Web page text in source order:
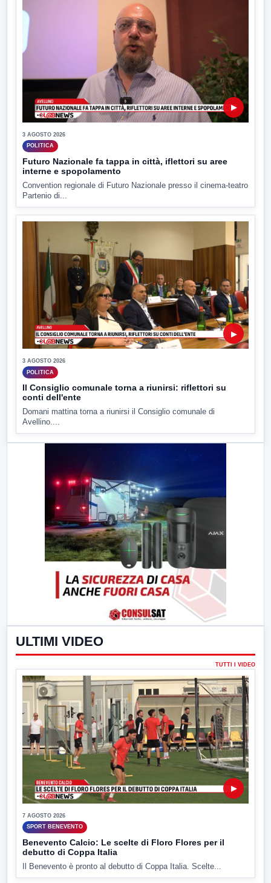
▶
3 AGOSTO 2026
POLITICA
Futuro Nazionale fa tappa in città, iflettori su aree
interne e spopolamento
Convention regionale di Futuro Nazionale presso il cinema-teatro
Partenio di...
▶
3 AGOSTO 2026
POLITICA
Il Consiglio comunale torna a riunirsi: riflettori su
conti dell'ente
Domani mattina torna a riunirsi il Consiglio comunale di
Avellino....
ULTIMI VIDEO
TUTTI I VIDEO
▶
7 AGOSTO 2026
SPORT BENEVENTO
Benevento Calcio: Le scelte di Floro Flores per il
debutto di Coppa Italia
Il Benevento è pronto al debutto di Coppa Italia. Scelte...